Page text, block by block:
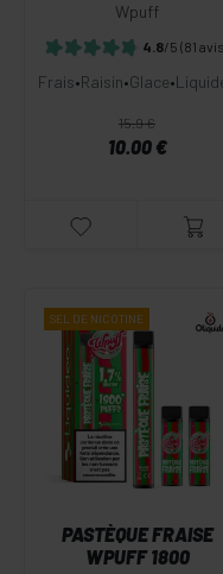
Wpuff
4.8/5 (81
Frais•Raisin•Glace•
15.9 €
10.00 €
SEL DE NICOTINE
PASTÈQUE FRAISE
WPUFF 1800